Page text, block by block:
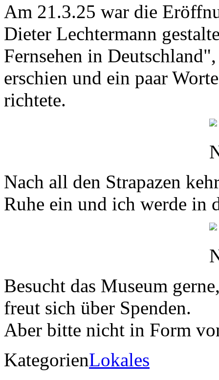
Am 21.3.25 war die
Dieter Lechtermann
Fernsehen in
erschien und ein paar
richtete.
Nach all den Strapazen
Ruhe ein und ich werde in
Besucht das Museum
freut sich über Spenden.
Aber bitte nicht in Form
KategorienLokales